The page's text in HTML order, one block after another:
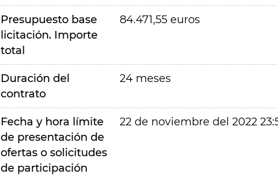
Presupuesto base
licitación. Importe
total
84.471,55 euros
Duración del
contrato
24 meses
Fecha y hora límite
de presentación de
ofertas o solicitudes
de participación
22 de noviembre del 2022